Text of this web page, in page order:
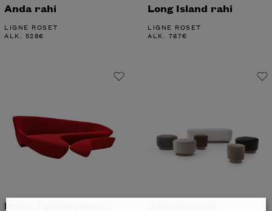
Anda rahi
LIGNE ROSET
ALK. 528€
Long Island rahi
LIGNE ROSET
ALK. 787€
Moon System sohva